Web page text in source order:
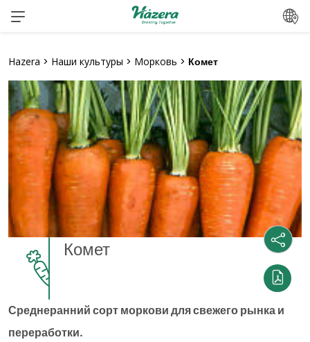
Перейти
Hazera > Наши культуры > Морковь > Комет
Комет
Среднеранний сорт моркови для свежего рынка и
переработки.